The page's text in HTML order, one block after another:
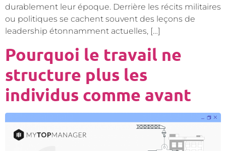
durablement leur époque. Derrière les récits militaires
ou politiques se cachent souvent des leçons de
leadership étonnamment actuelles, […]
Pourquoi le travail ne
structure plus les
individus comme avant